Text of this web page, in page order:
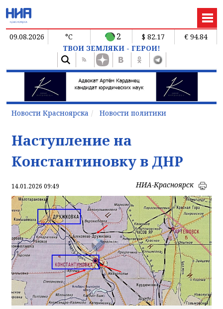
09.08.2026 °C 2 $ 82.17
€ 94.84
ТВОИ ЗЕМЛЯКИ - ГЕРОИ!
Новости Красноярска Новости политики
Наступление на
Константиновку в ДНР
14.01.2026 09:49 НИА-Красноярск